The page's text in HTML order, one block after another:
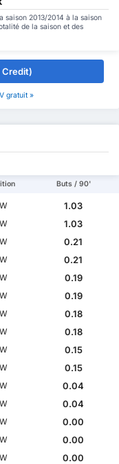
saison 2013/2014 à la saison
de la saison et des
Credit)
gratuit »
Buts / 90'
1.03
1.03
0.21
0.21
0.19
0.19
0.18
0.18
0.15
0.15
0.04
0.04
0.00
0.00
0.00